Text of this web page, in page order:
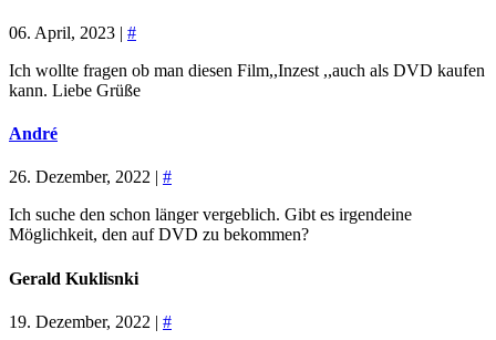
06. April, 2023 | #
Ich wollte fragen ob man diesen Film,,Inzest ,,auch als DVD kaufen
kann. Liebe Grüße
André
26. Dezember, 2022 | #
Ich suche den schon länger vergeblich. Gibt es irgendeine
Möglichkeit, den auf DVD zu bekommen?
Gerald Kuklisnki
19. Dezember, 2022 | #